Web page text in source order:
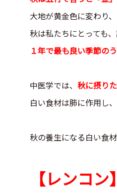
大地が黄金色に変わり
秋は私たちにとっても
１年で最も良い季節の
中医学では、 秋に摂り
白い食材は肺に作用し
秋の養生になる白い食
【レンコン】